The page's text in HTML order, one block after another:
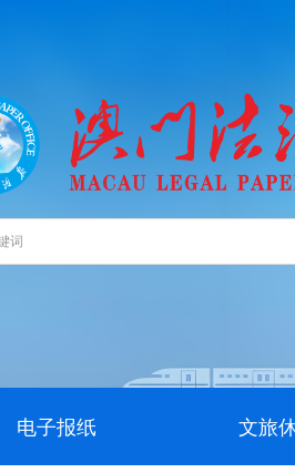
电子报纸 文旅